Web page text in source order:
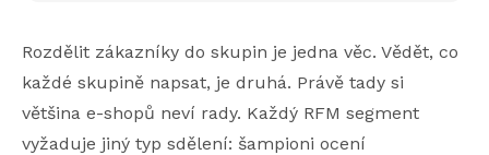
Rozdělit zákazníky do skupin je jedna věc. Vědět, co
každé skupině napsat, je druhá. Právě tady si
většina e-shopů neví rady. Každý RFM segment
vyžaduje jiný typ sdělení: šampioni ocení